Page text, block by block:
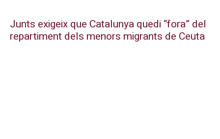
Junts exigeix que Catalunya quedi “fora” del
repartiment dels menors migrants de Ceuta